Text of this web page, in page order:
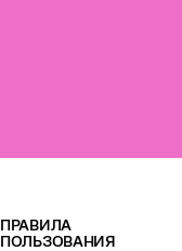
ПРАВИЛА
ПОЛЬЗОВАНИЯ